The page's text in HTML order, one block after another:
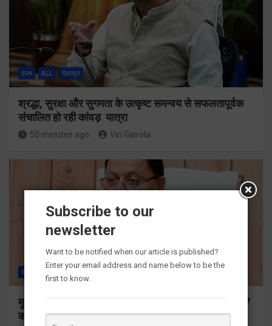
राज्य ALL देहरादून
श्रद्धा, सुरक्षा और सुगमता के उत्कृष्ट समन्वय से सफलतापूर्वक
संचालित हो रही कांवड़ यात्रा
50 minutes ago Viri Gairola
राज्य
मुख्यमंत्री ने प्रदान की विभिन्न विकास योजनाओं के लिए 1967
करोड़ की वित्तीय स्वीकृति
Subscribe to our
newsletter
Want to be notified when our article is published?
Enter your email address and name below to be the
first to know.